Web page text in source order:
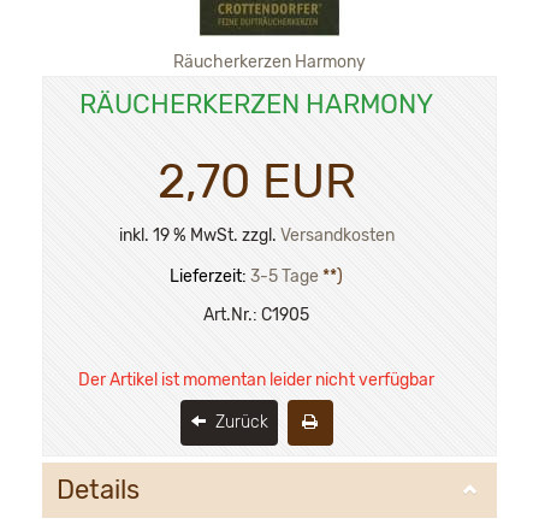
Räucherkerzen Harmony
RÄUCHERKERZEN HARMONY
2,70 EUR
inkl. 19 % MwSt. zzgl. Versandkosten
Lieferzeit: 3-5 Tage **)
Art.Nr.: C1905
Der Artikel ist momentan leider nicht verfügbar
Zurück
Details